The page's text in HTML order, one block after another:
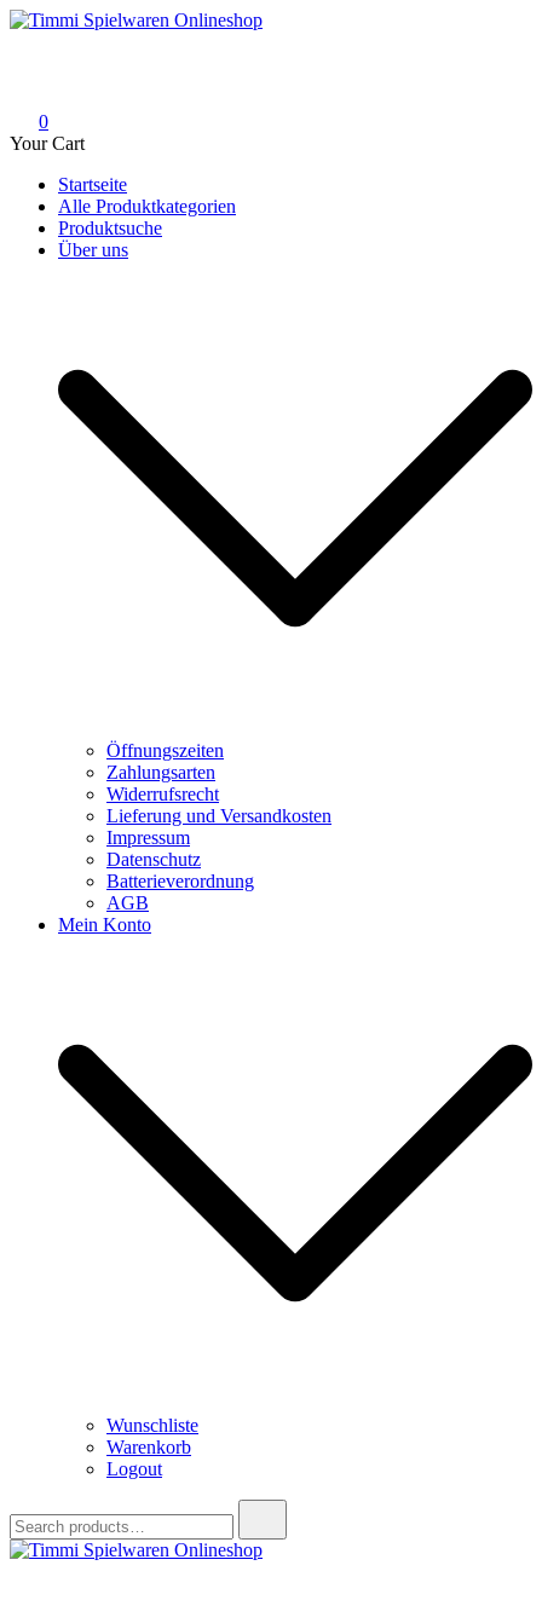
Skip
0
Your Cart
Startseite
Alle Produktkategorien
Produktsuche
Über uns
Öffnungszeiten
Zahlungsarten
Widerrufsrecht
Lieferung und Versandkosten
Impressum
Datenschutz
Batterieverordnung
AGB
Mein Konto
Wunschliste
Warenkorb
Logout
for: